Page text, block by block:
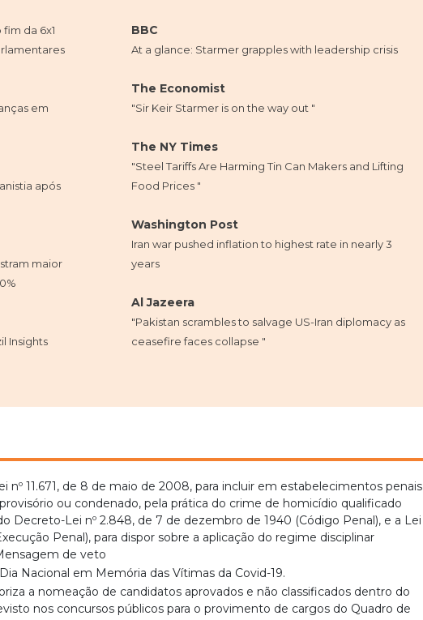
da 6x1
em
após
maior
Insights
BBC
At a glance: Starmer grapples with leadership crisis
The Economist
"Sir Keir Starmer is on the way out "
The NY Times
"Steel Tariffs Are Harming Tin Can Makers and Lifting
Food Prices "
Washington Post
Iran war pushed inflation to highest rate in nearly 3
years
Al Jazeera
"Pakistan scrambles to salvage US-Iran diplomacy as
ceasefire faces collapse "
nº 11.671, de 8 de maio de 2008, para incluir em estabelecimentos penais
ou condenado, pela prática do crime de homicídio qualificado
Decreto-Lei nº 2.848, de 7 de dezembro de 1940 (Código Penal), e a Lei
Penal), para dispor sobre a aplicação do regime disciplinar
de veto
Nacional em Memória das Vítimas da Covid-19.
a nomeação de candidatos aprovados e não classificados dentro do
nos concursos públicos para o provimento de cargos do Quadro de